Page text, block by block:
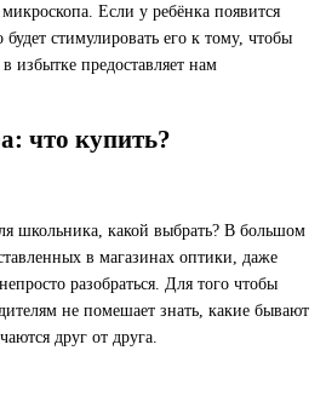
Если у ребёнка появится
стимулировать его к тому, чтобы
избытке предоставляет нам
что купить?
школьника, какой выбрать? В большом
в магазинах оптики, даже
разобраться. Для того чтобы
не помешает знать, какие бывают
друг от друга.